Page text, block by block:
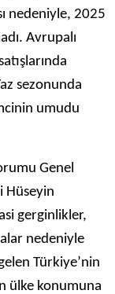
nedeniyle, 2025
Avrupalı
sezonunda
umudu
Genel
Hüseyin
gerginlikler,
nedeniyle
Türkiye’nin
ülke konumuna